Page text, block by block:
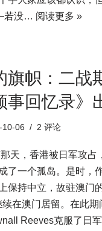
若没… 阅读更多 »
旗帜：二战
事回忆录》
10-06 2 评论
天，香港被日军攻占
了一个孤岛。是时，
保持中立，故驻澳门
在澳门居留。在此期
Reeves克服了日